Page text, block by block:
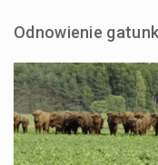
Odnowienie